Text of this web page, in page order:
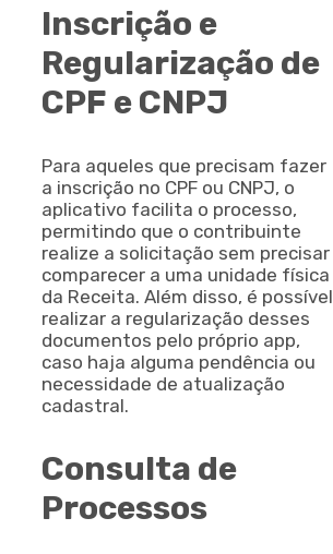
Inscrição e
Regularização de
CPF e CNPJ
Para aqueles que precisam fazer
a inscrição no CPF ou CNPJ, o
aplicativo facilita o processo,
permitindo que o contribuinte
realize a solicitação sem precisar
comparecer a uma unidade física
da Receita. Além disso, é possível
realizar a regularização desses
documentos pelo próprio app,
caso haja alguma pendência ou
necessidade de atualização
cadastral.
Consulta de
Processos